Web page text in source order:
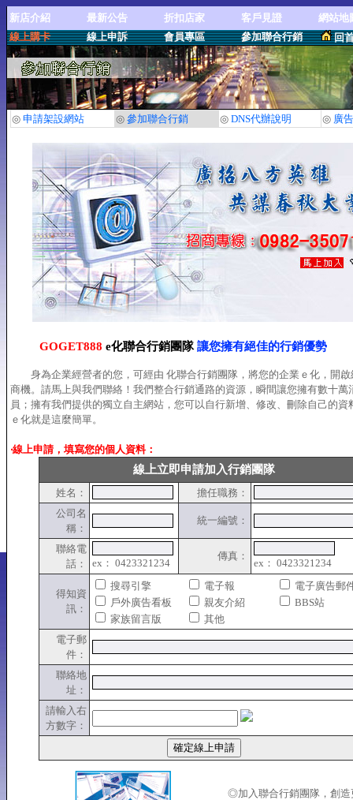
新店介紹 最新公告 折扣店家 客戶見證
網站地
線上購卡
線上申訴 會員專區 參加聯合行銷 回
◎ 申請架設網站 ◎ 參加聯合行銷 ◎ DNS代辦說明 ◎ 廣
GOGET888 e化聯合行銷團隊讓您擁有絕佳的行銷優勢
身為企業經營者的您，可經由 化聯合行銷團隊，將您的企業ｅ化，開啟
商機。請馬上與我們聯絡！我們整合行銷通路的資源，瞬間讓您擁有數十萬
員；擁有我們提供的獨立自主網站，您可以自行新增、修改、刪除自己的資
ｅ化就是這麼簡單。
‧線上申請，填寫您的個人資料：
線上立即申請加入行銷團隊
姓名：
擔任職務：
公司名
稱：
統一編號：
聯絡電
話：
ex： 0423321234
傳真：
ex： 0423321234
得知資
訊：
搜尋引擎 電子報
電子廣告郵
戶外廣告看板
親友介紹
BBS站
家族留言版
其他
電子郵
件：
聯絡地
址：
請輸入右
方數字：
◎加入聯合行銷團隊，創造